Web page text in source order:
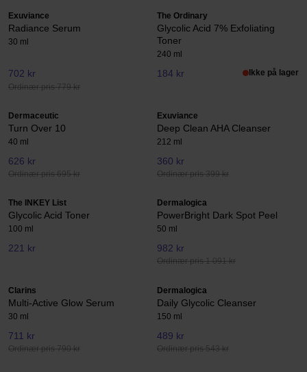
Exuviance
Radiance Serum
30 ml
702 kr
Ordinær pris 779 kr
The Ordinary
Glycolic Acid 7% Exfoliating
Toner
240 ml
184 kr Ikke på lager
Dermaceutic
Turn Over 10
40 ml
626 kr
Ordinær pris 695 kr
Exuviance
Deep Clean AHA Cleanser
212 ml
360 kr
Ordinær pris 399 kr
The INKEY List
Glycolic Acid Toner
100 ml
221 kr
Dermalogica
PowerBright Dark Spot Peel
50 ml
982 kr
Ordinær pris 1 091 kr
Clarins
Multi-Active Glow Serum
30 ml
711 kr
Ordinær pris 790 kr
Dermalogica
Daily Glycolic Cleanser
150 ml
489 kr
Ordinær pris 543 kr